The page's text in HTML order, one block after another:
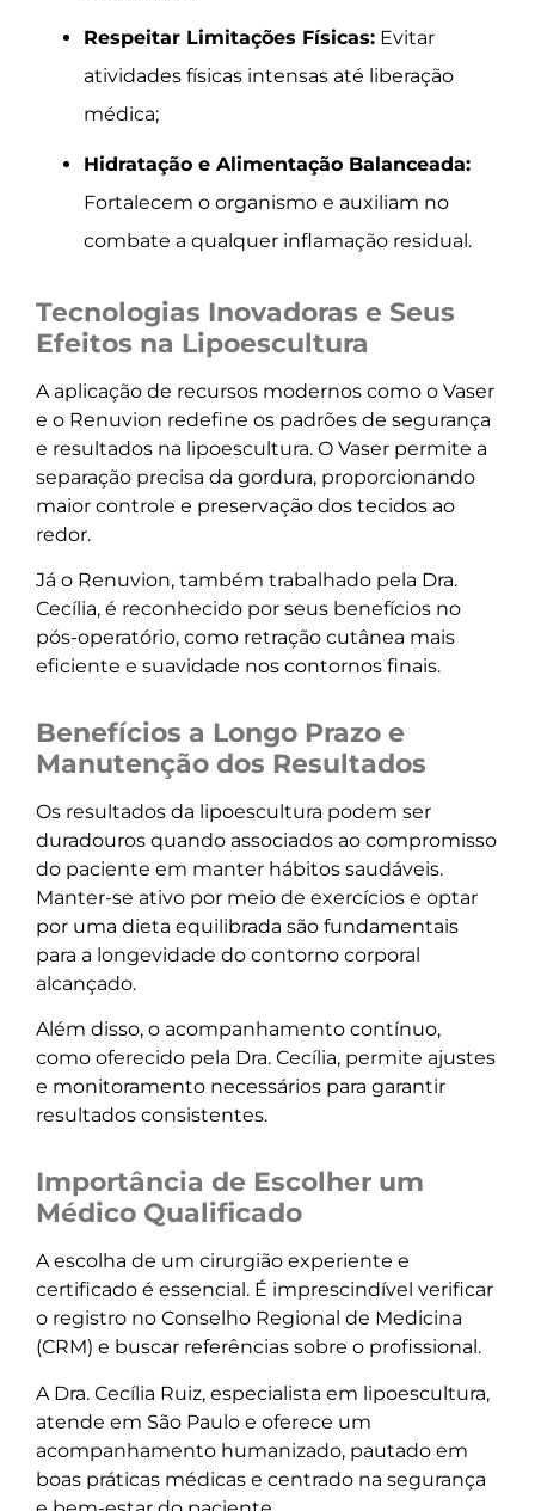
Respeitar Limitações Físicas: Evitar
atividades físicas intensas até liberação
médica;
Hidratação e Alimentação Balanceada:
Fortalecem o organismo e auxiliam no
combate a qualquer inflamação residual.
Tecnologias Inovadoras e Seus
Efeitos na Lipoescultura
A aplicação de recursos modernos como o Vaser
e o Renuvion redefine os padrões de segurança
e resultados na lipoescultura. O Vaser permite a
separação precisa da gordura, proporcionando
maior controle e preservação dos tecidos ao
redor.
Já o Renuvion, também trabalhado pela Dra.
Cecília, é reconhecido por seus benefícios no
pós-operatório, como retração cutânea mais
eficiente e suavidade nos contornos finais.
Benefícios a Longo Prazo e
Manutenção dos Resultados
Os resultados da lipoescultura podem ser
duradouros quando associados ao compromisso
do paciente em manter hábitos saudáveis.
Manter-se ativo por meio de exercícios e optar
por uma dieta equilibrada são fundamentais
para a longevidade do contorno corporal
alcançado.
Além disso, o acompanhamento contínuo,
como oferecido pela Dra. Cecília, permite ajustes
e monitoramento necessários para garantir
resultados consistentes.
Importância de Escolher um
Médico Qualificado
A escolha de um cirurgião experiente e
certificado é essencial. É imprescindível verificar
o registro no Conselho Regional de Medicina
(CRM) e buscar referências sobre o profissional.
A Dra. Cecília Ruiz, especialista em lipoescultura,
atende em São Paulo e oferece um
acompanhamento humanizado, pautado em
boas práticas médicas e centrado na segurança